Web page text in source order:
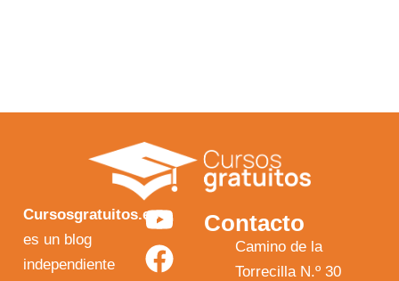
Cursosgratuitos.es
es un blog
independiente
Y
o
u
F
a
c
I
n
s
X
-
t
Contacto
Camino de la
Torrecilla N.º 30